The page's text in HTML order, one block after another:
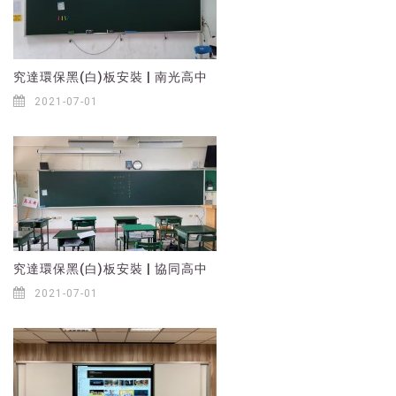
究達環保黑(白)板安裝 | 南光高中
2021-07-01
究達環保黑(白)板安裝 | 協同高中
2021-07-01